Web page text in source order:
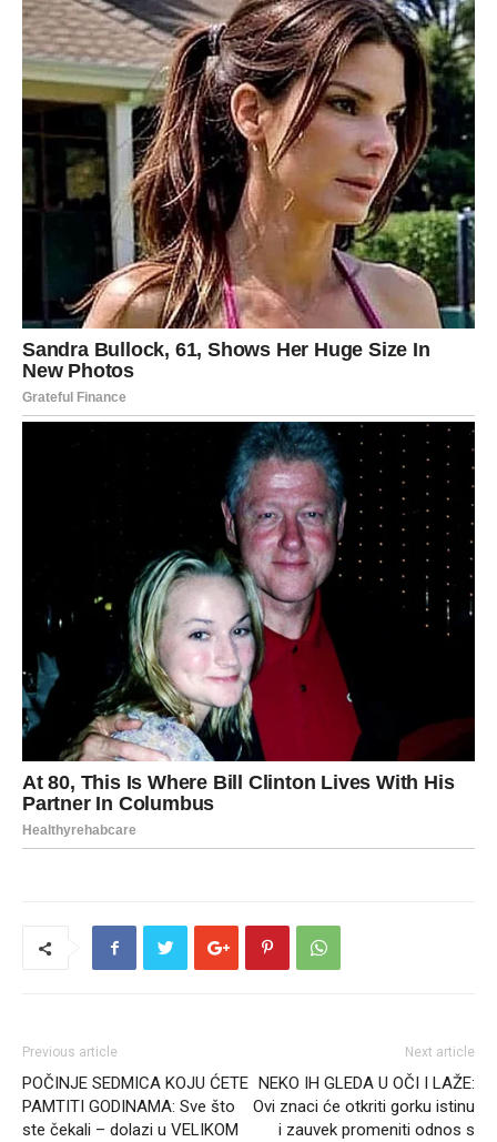
Previous article
POČINJE SEDMICA KOJU ĆETE
PAMTITI GODINAMA: Sve što
ste čekali – dolazi u VELIKOM
Next article
NEKO IH GLEDA U OČI I LAŽE:
Ovi znaci će otkriti gorku istinu
i zauvek promeniti odnos s